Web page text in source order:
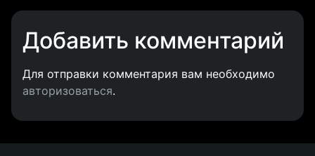
Добавить комментарий
Для отправки комментария вам необходимо
авторизоваться.